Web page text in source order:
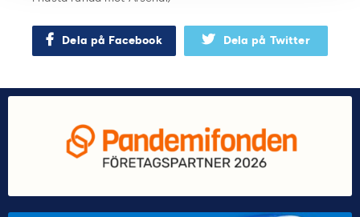
Dela på Facebook Dela på Twitter